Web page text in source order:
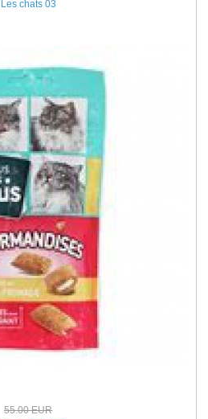
Les chats 03
55.00 EUR